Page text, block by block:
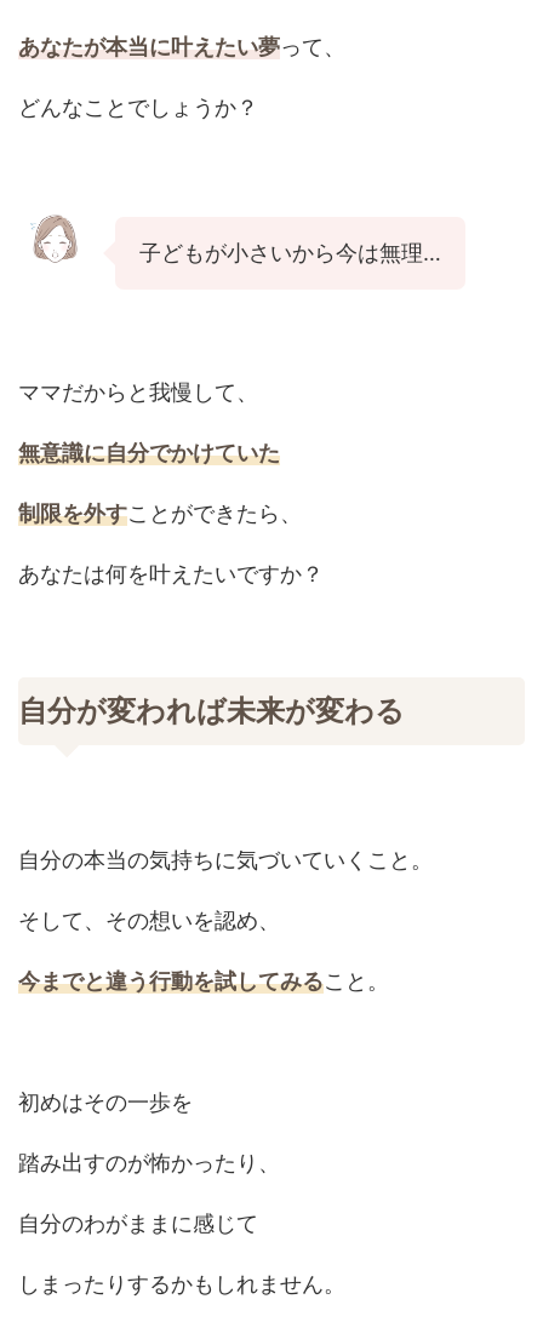
あなたが本当に叶えたい夢って、
どんなことでしょうか？
子どもが小さいから今は無理…
ママだからと我慢して、
無意識に自分でかけていた
制限を外すことができたら、
あなたは何を叶えたいですか？
自分が変われば未来が変わる
自分の本当の気持ちに気づいていくこと。
そして、その想いを認め、
今までと違う行動を試してみること。
初めはその一歩を
踏み出すのが怖かったり、
自分のわがままに感じて
しまったりするかもしれません。